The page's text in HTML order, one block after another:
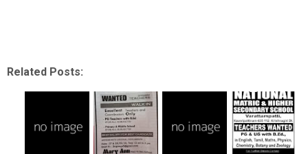
Related Posts: